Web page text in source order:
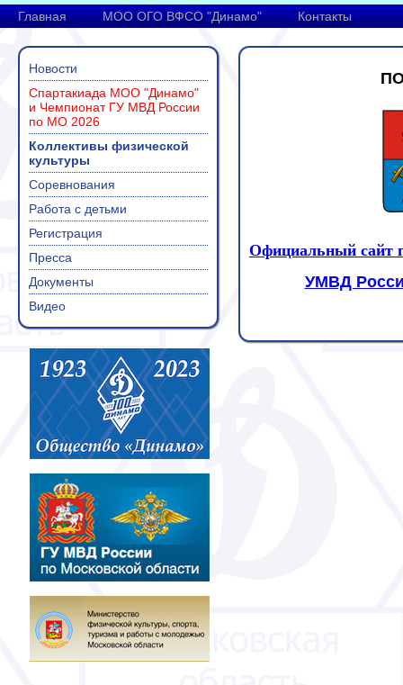
Главная МОО ОГО ВФСО "Динамо" Контакты
Новости
Спартакиада МОО "Динамо"
и Чемпионат ГУ МВД России
по МО 2026
Коллективы физической
культуры
Соревнования
Работа с детьми
Регистрация
Пресса
Документы
Видео
Официальный сайт
УМВД